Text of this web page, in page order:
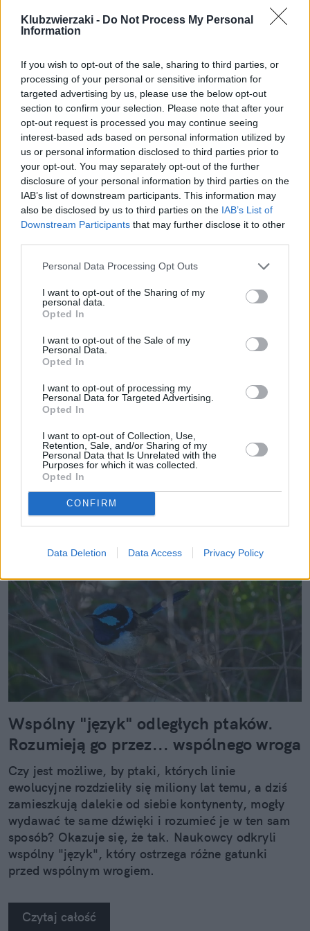
Klubzwierzaki - Do Not Process My Personal
Information
If you wish to opt-out of the sale, sharing to third parties, or
processing of your personal or sensitive information for
targeted advertising by us, please use the below opt-out
section to confirm your selection. Please note that after your
opt-out request is processed you may continue seeing
interest-based ads based on personal information utilized by
us or personal information disclosed to third parties prior to
your opt-out. You may separately opt-out of the further
disclosure of your personal information by third parties on the
IAB’s list of downstream participants. This information may
also be disclosed by us to third parties on the IAB’s List of
Downstream Participants that may further disclose it to other
Personal Data Processing Opt Outs
I want to opt-out of the Sharing of my
personal data.
Opted In
I want to opt-out of the Sale of my
Personal Data.
Opted In
I want to opt-out of processing my
Personal Data for Targeted Advertising.
Opted In
I want to opt-out of Collection, Use,
Retention, Sale, and/or Sharing of my
Personal Data that Is Unrelated with the
Purposes for which it was collected.
Opted In
CONFIRM
Data Deletion Data Access Privacy Policy
chroniące psy i koty przed okrutnym traktowaniem
i niecnymi praktykami hodowlanymi. Wspólne
standardy mają obowiązywać na całym obszarze
Czytaj całość
Wspólny "język" odległych ptaków.
Rozumieją go przez... wspólnego wroga
Czy jest możliwe, by ptaki, których linie
ewolucyjne rozdzieliły się miliony lat temu, a dziś
zamieszkują dalekie od siebie kontynenty, mogły
wydawać te same dźwięki i rozumieć je w ten sam
sposób? Okazuje się, że tak. Naukowcy odkryli
wspólny "język", który ostrzega różne gatunki
przed wspólnym wrogiem.
Czytaj całość